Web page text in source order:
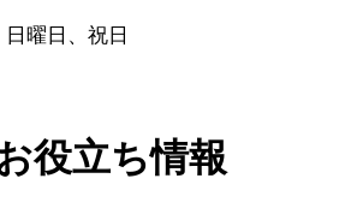
曜日、祝日
役立ち情報